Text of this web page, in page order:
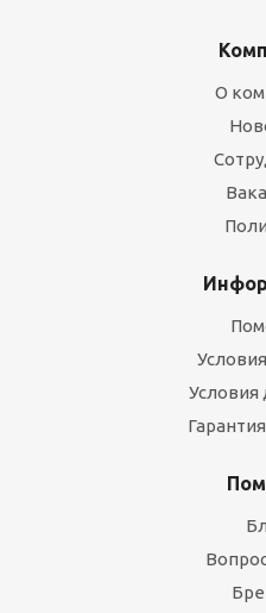
О
Условия